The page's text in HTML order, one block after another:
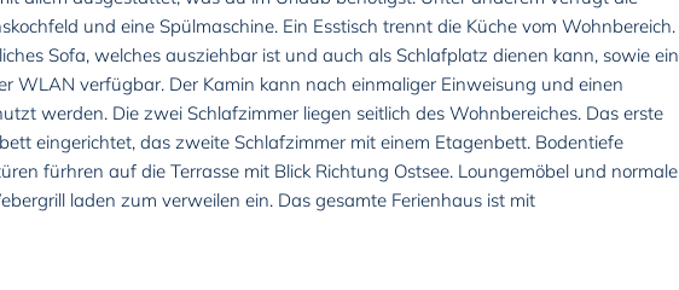
und eine Spülmaschine. Ein Esstisch trennt die Küche vom Wohnbereich.
Sofa, welches ausziehbar ist und auch als Schlafplatz dienen kann, sowie ein
WLAN verfügbar. Der Kamin kann nach einmaliger Einweisung und einen
werden. Die zwei Schlafzimmer liegen seitlich des Wohnbereiches. Das erste
eingerichtet, das zweite Schlafzimmer mit einem Etagenbett. Bodentiefe
fürhren auf die Terrasse mit Blick Richtung Ostsee. Loungemöbel und normale
laden zum verweilen ein. Das gesamte Ferienhaus ist mit